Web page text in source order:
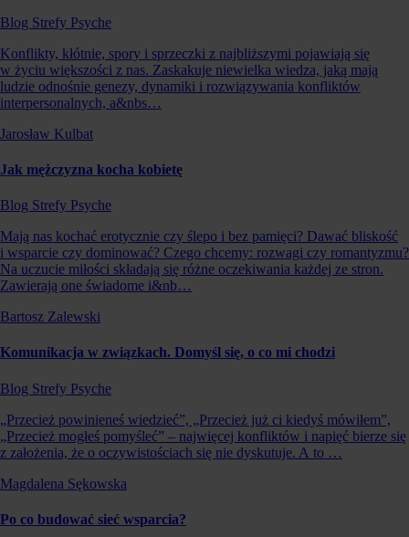
Blog Strefy Psyche
Konflikty, kłótnie, spory i sprzeczki z najbliższymi pojawiają się
w życiu większości z nas. Zaskakuje niewielka wiedza, jaką mają
ludzie odnośnie genezy, dynamiki i rozwiązywania konfliktów
interpersonalnych, a&nbs…
Jarosław Kulbat
Jak mężczyzna kocha kobietę
Blog Strefy Psyche
Mają nas kochać erotycznie czy ślepo i bez pamięci? Dawać bliskość
i wsparcie czy dominować? Czego chcemy: rozwagi czy romantyzmu?
Na uczucie miłości składają się różne oczekiwania każdej ze stron.
Zawierają one świadome i&nb…
Bartosz Zalewski
Komunikacja w związkach. Domyśl się, o co mi chodzi
Blog Strefy Psyche
„Przecież powinieneś wiedzieć”, „Przecież już ci kiedyś mówiłem”,
„Przecież mogłeś pomyśleć” – najwięcej konfliktów i napięć bierze się
z założenia, że o oczywistościach się nie dyskutuje. A to …
Magdalena Sękowska
Po co budować sieć wsparcia?